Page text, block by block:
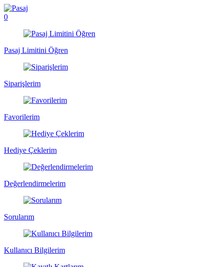
0
Pasaj Limitini Öğren
Siparişlerim
Favorilerim
Hediye Çeklerim
Değerlendirmelerim
Sorularım
Kullanıcı Bilgilerim